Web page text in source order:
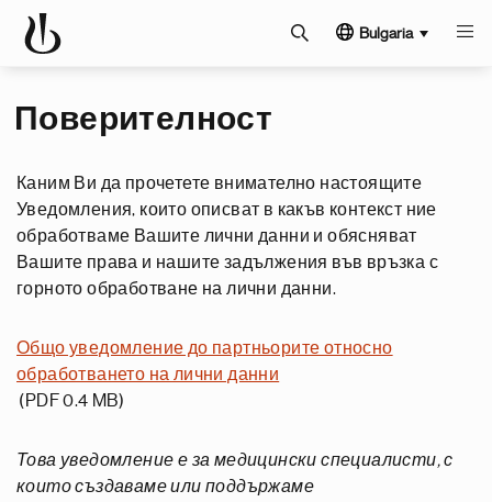
Bulgaria
Поверителност
Каним Ви да прочетете внимателно настоящите
Уведомления, които описват в какъв контекст ние
обработваме Вашите лични данни и обясняват
Вашите права и нашите задължения във връзка с
горното обработване на лични данни.
Общо уведомление до партньорите относно
обработването на лични данни
(PDF 0.4 MB)
Това уведомление е за медицински специалисти, с
които създаваме или поддържаме